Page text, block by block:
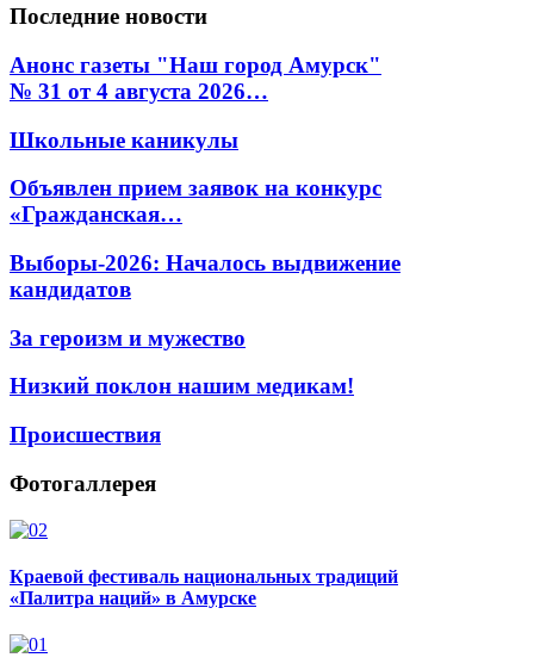
Последние новости
Анонс газеты "Наш город Амурск"
№ 31 от 4 августа 2026…
Школьные каникулы
Объявлен прием заявок на конкурс
«Гражданская…
Выборы-2026: Началось выдвижение
кандидатов
За героизм и мужество
Низкий поклон нашим медикам!
Происшествия
Фотогаллерея
Краевой фестиваль национальных традиций
«Палитра наций» в Амурске